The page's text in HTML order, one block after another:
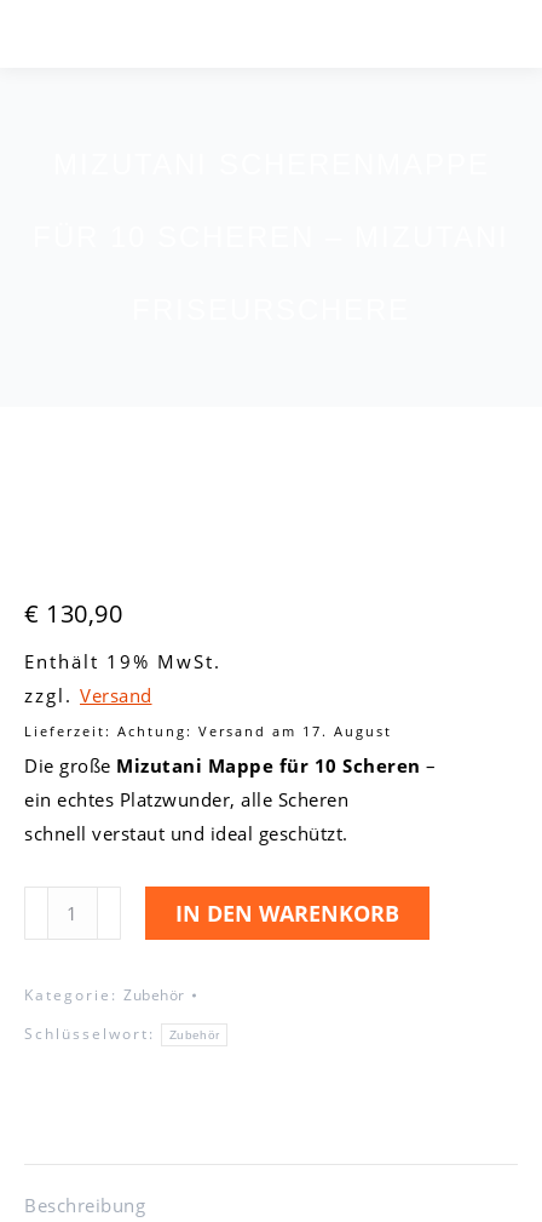
€ 130,90
Enthält 19% MwSt.
zzgl. Versand
Lieferzeit: Achtung: Versand am 17. August
Die große Mizutani Mappe für 10 Scheren –
ein echtes Platzwunder, alle Scheren
schnell verstaut und ideal geschützt.
Mizutani
Scherenmappe
10
Scheren
IN DEN WARENKORB
Kategorie: Zubehör
Schlüsselwort:
Zubehör
Beschreibung